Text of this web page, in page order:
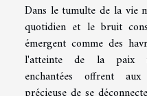
Dans le tumulte de la vie
quotidien et le bruit
émergent comme des
l'atteinte de la paix
enchantées offrent